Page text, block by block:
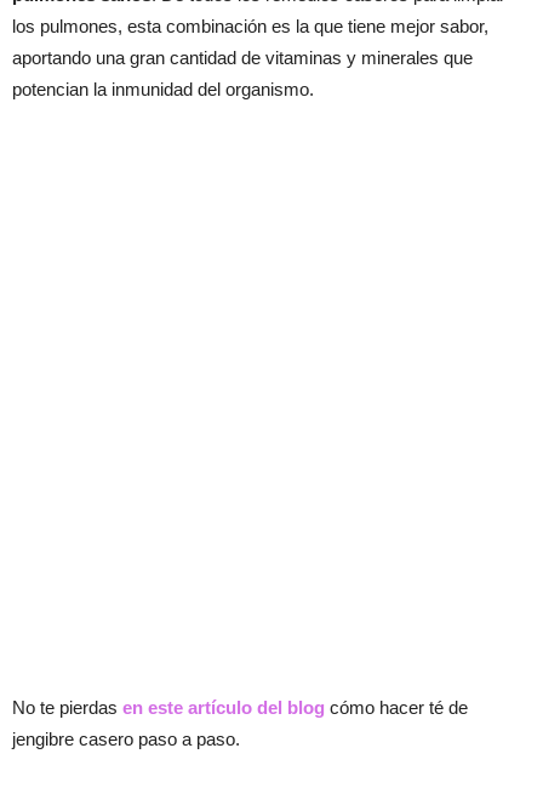
los pulmones, esta combinación es la que tiene mejor sabor,
aportando una gran cantidad de vitaminas y minerales que
potencian la inmunidad del organismo.
No te pierdas en este artículo del blog cómo hacer té de
jengibre casero paso a paso.